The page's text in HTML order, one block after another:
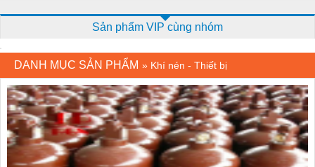
Sản phẩm VIP cùng nhóm
DANH MỤC SẢN PHẨM » Khí nén - Thiết bị